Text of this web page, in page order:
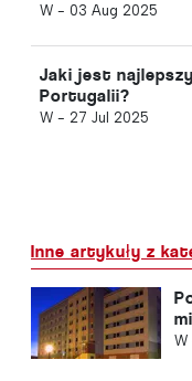
W - 03 Aug 2025
Jaki jest
Portugalii?
W - 27 Jul 2025
Inne artykuły z
W